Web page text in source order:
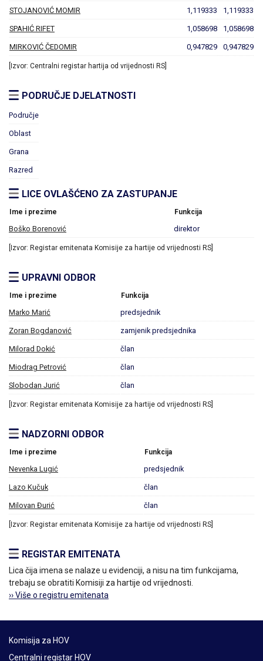
STOJANOVIĆ MOMIR 1,119333 1,119333
SPAHIĆ RIFET 1,058698 1,058698
MIRKOVIĆ ČEDOMIR 0,947829 0,947829
[Izvor: Centralni registar hartija od vrijednosti RS]
PODRUČJE DJELATNOSTI
Područje
Oblast
Grana
Razred
LICE OVLAŠĆENO ZA ZASTUPANJE
Ime i prezime Funkcija
Boško Borenović direktor
[Izvor: Registar emitenata Komisije za hartije od vrijednosti RS]
UPRAVNI ODBOR
Ime i prezime Funkcija
Marko Marić predsjednik
Zoran Bogdanović zamjenik predsjednika
Milorad Dokić član
Miodrag Petrović član
Slobodan Jurić član
[Izvor: Registar emitenata Komisije za hartije od vrijednosti RS]
NADZORNI ODBOR
Ime i prezime Funkcija
Nevenka Lugić predsjednik
Lazo Kučuk član
Milovan Đurić član
[Izvor: Registar emitenata Komisije za hartije od vrijednosti RS]
REGISTAR EMITENATA
Lica čija imena se nalaze u evidenciji, a nisu na tim funkcijama,
trebaju se obratiti Komisiji za hartije od vrijednosti.
›› Više o registru emitenata
Komisija za HOV
Centralni registar HOV